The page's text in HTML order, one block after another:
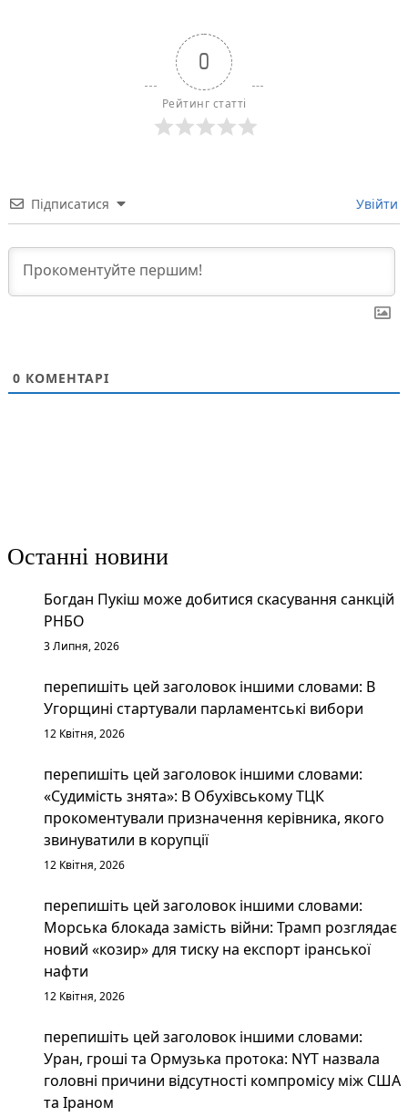
0
Рейтинг статті
Підписатися Увійти
0 КОМЕНТАРІ
Останні новини
Богдан Пукіш може добитися скасування санкцій
РНБО
3 Липня, 2026
перепишіть цей заголовок іншими словами: В
Угорщині стартували парламентські вибори
12 Квітня, 2026
перепишіть цей заголовок іншими словами:
«Судимість знята»: В Обухівському ТЦК
прокоментували призначення керівника, якого
звинуватили в корупції
12 Квітня, 2026
перепишіть цей заголовок іншими словами:
Морська блокада замість війни: Трамп розглядає
новий «козир» для тиску на експорт іранської
нафти
12 Квітня, 2026
перепишіть цей заголовок іншими словами:
Уран, гроші та Ормузька протока: NYT назвала
головні причини відсутності компромісу між США
та Іраном